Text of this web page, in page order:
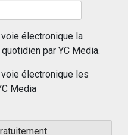
électronique la
par YC Media.
électronique les
Media